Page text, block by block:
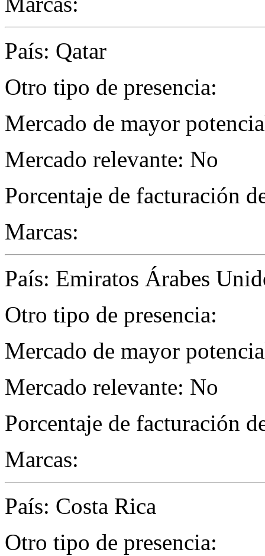
País: Qatar
Otro tipo de presencia:
Mercado de mayor
Mercado relevante: No
Porcentaje de facturación
Marcas:
País: Emiratos Árabes
Otro tipo de presencia:
Mercado de mayor
Mercado relevante: No
Porcentaje de facturación
Marcas:
País: Costa Rica
Otro tipo de presencia: